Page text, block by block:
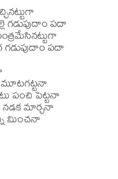
గడుపుదాం పదా
పదా
పంచి పెట్టనా
మార్చనా
మించనా